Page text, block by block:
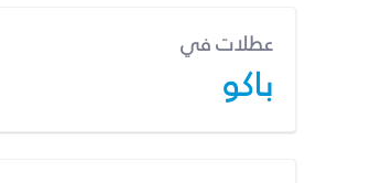
عطلات في
باكو